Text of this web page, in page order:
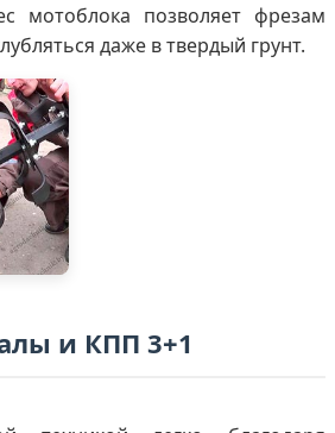
мотоблока позволяет фрезам
даже в твердый грунт.
и КПП 3+1